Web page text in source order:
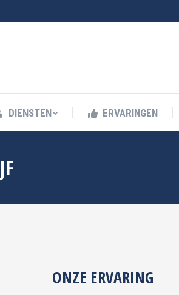
DIENSTEN ERVARINGEN
ONZE ERVARING
ERVARINGEN